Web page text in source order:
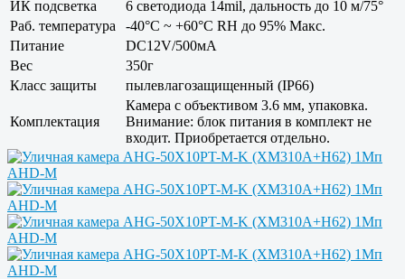
ИК подсветка
6 светодиода 14mil, дальность до 10 м/75°
Раб. температура
-40°С ~ +60°С RH до 95% Макс.
Питание
DC12V/500мА
Вес
350г
Класс защиты
пылевлагозащищенный (IP66)
Комплектация
Камера с объективом 3.6 мм, упаковка.
Внимание: блок питания в комплект не
входит. Приобретается отдельно.